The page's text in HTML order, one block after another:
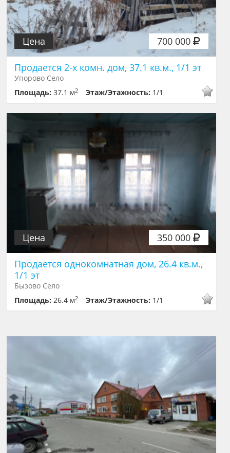
700 000
Цена
Продается 2-х комн. дом, 37.1 кв.м., 1/1 эт
Упорово Село
Площадь:37.1 м2 Этаж/Этажность: 1/1
350 000
Цена
Продается однокомнатная дом, 26.4 кв.м.,
1/1 эт
Бызово Село
Площадь:26.4 м2 Этаж/Этажность: 1/1